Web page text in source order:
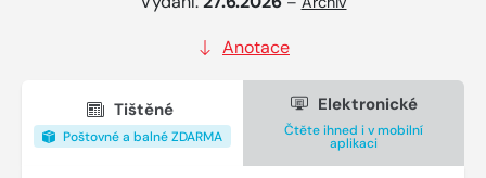
Anotace
Tištěné
Poštovné a balné ZDARMA
Elektronické
Čtěte ihned i v mobilní
aplikaci